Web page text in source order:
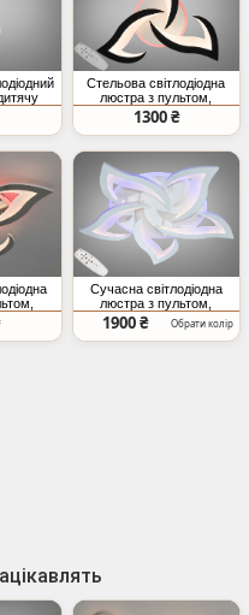
хром
Стельова світлодіодна
люстра з пультом,
димером, 45W, чорна
1300 ₴
хром
Сучасна світлодіодна
люстра з пультом,
димером, 75W, біла
1900 ₴ Обрати колір